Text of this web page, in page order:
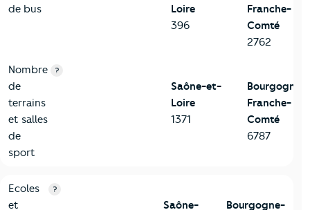
de bus
Loire
396
Franche-
Comté
2762
Nombre
de
terrains
et salles
de
sport
?
Saône-et-
Loire
1371
Bourgogne-
Franche-
Comté
6787
4-Education
Critères
Ecoles
et
?
Saône-
Bourgogne-